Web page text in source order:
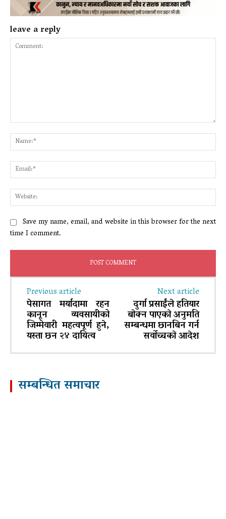
leave a reply
Save my name, email, and website in this browser for the next
time I comment.
Previous article
पेसागत मर्यादामा रहन
कानून व्यवसायीको
जिम्मेवारी महत्वपूर्ण हुने,
यस्ता छन २४ दायित्व
Next article
दुर्गा प्रसाईंले हतियार
बाेक्न पाएकाे अनुमति
सम्बन्धमा छानबिन गर्न
सर्वाेच्चकाे आदेश
सम्बन्धित समाचार